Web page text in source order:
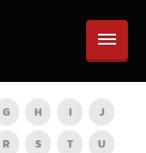
G H I
J
R S T
U